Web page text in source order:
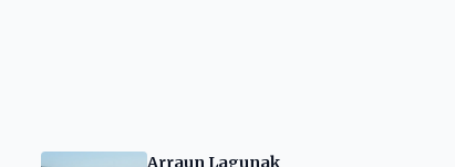
Arraun Lagunak